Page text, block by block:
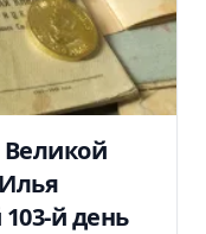
й день